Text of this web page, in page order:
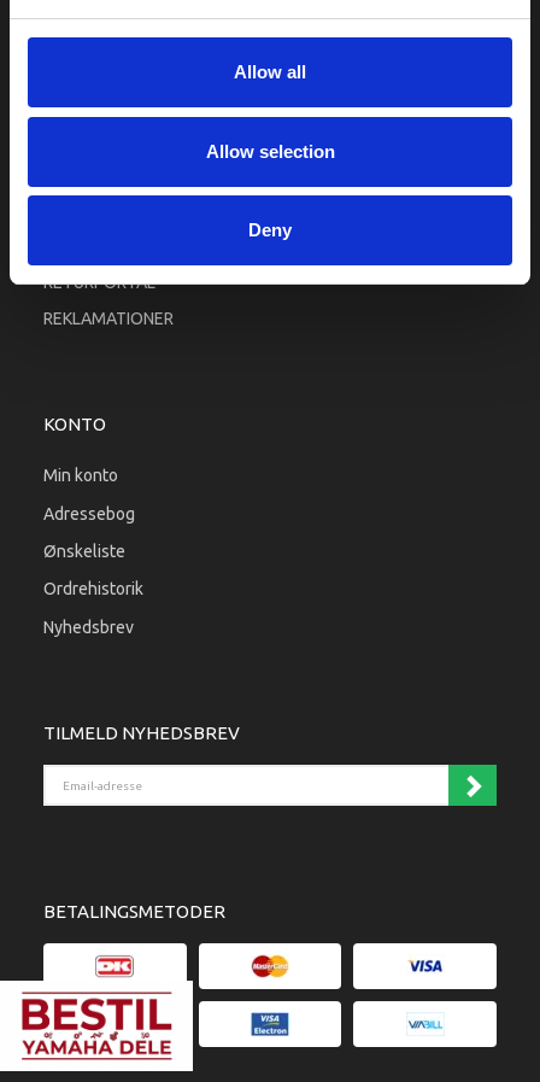
Allow all
Allow selection
Deny
RETURPORTAL
REKLAMATIONER
KONTO
Min konto
Adressebog
Ønskeliste
Ordrehistorik
Nyhedsbrev
TILMELD NYHEDSBREV
BETALINGSMETODER